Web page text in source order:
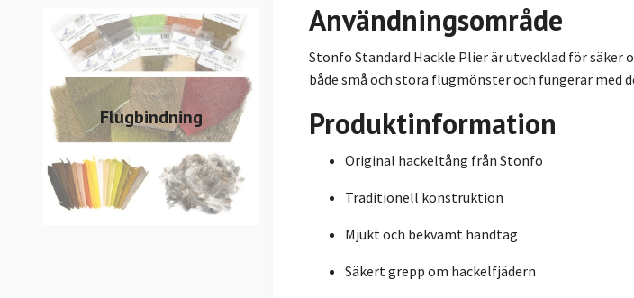
Flugbindning
Användningsområde
Stonfo Standard Hackle Plier är utvecklad för
både små och stora flugmönster och fungerar med
Produktinformation
Original hackeltång från Stonfo
Traditionell konstruktion
Mjukt och bekvämt handtag
Säkert grepp om hackelfjädern